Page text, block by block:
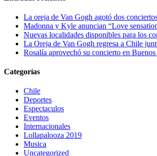
La oreja de Van Gogh agotó dos
Madonna y Kyle anuncian “Love
Nuevas localidades disponibles para los
La Oreja de Van Gogh regresa a Chile
Rosalía aprovechó su concierto en
Categorías
Chile
Deportes
Espectaculos
Eventos
Internacionales
Lollapalooza 2019
Musica
Uncategorized